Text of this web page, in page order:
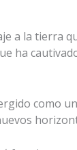
a la tierra
ha
como